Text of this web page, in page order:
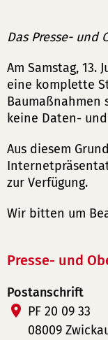
Das Presse-
Am Samstag, 13.
eine komplette
Baumaßnahmen
keine Daten-
Aus diesem
zur Verfügung.
Wir bitten um
Presse- und
Postanschrift
PF 20 09 33
08009